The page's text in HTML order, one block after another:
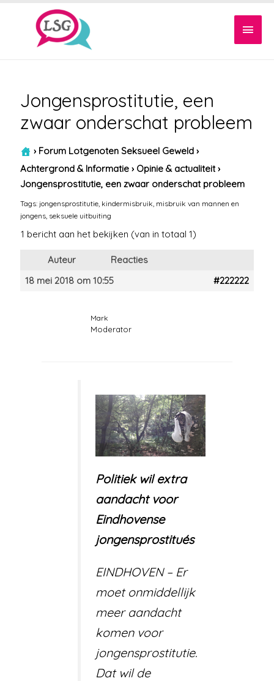
Jongensprostitutie, een
zwaar onderschat probleem
› Forum Lotgenoten Seksueel Geweld ›
Achtergrond & Informatie › Opinie & actualiteit ›
Jongensprostitutie, een zwaar onderschat probleem
Tags: jongensprostitutie kindermisbruik misbruik van mannen en
jongens seksuele uitbuiting
1 bericht aan het bekijken (van in totaal 1)
Auteur
Reacties
18 mei 2018 om 10:55
#222222
Mark
Moderator
Politiek wil extra
aandacht voor
Eindhovense
jongensprostitués
EINDHOVEN – Er
moet onmiddellijk
meer aandacht
komen voor
jongensprostitutie.
Dat wil de